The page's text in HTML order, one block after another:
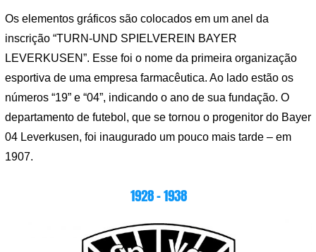
Os elementos gráficos são colocados em um anel da
inscrição “TURN-UND SPIELVEREIN BAYER
LEVERKUSEN”. Esse foi o nome da primeira organização
esportiva de uma empresa farmacêutica. Ao lado estão os
números “19” e “04”, indicando o ano de sua fundação. O
departamento de futebol, que se tornou o progenitor do Bayer
04 Leverkusen, foi inaugurado um pouco mais tarde – em
1907.
1928 – 1938